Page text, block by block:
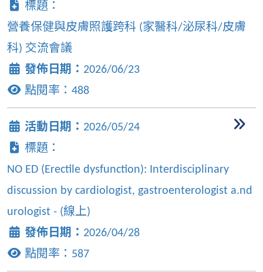
標題：
營養保健與皮膚照護跨科 (家醫科/泌尿科/皮膚
科) 交流會議
發佈日期： 2026/06/23
點閱率： 488
活動日期： 2026/05/24
標題：
NO ED (Erectile dysfunction): Interdisciplinary
discussion by cardiologist, gastroenterologist a.nd
urologist - (線上)
發佈日期： 2026/04/28
點閱率： 587